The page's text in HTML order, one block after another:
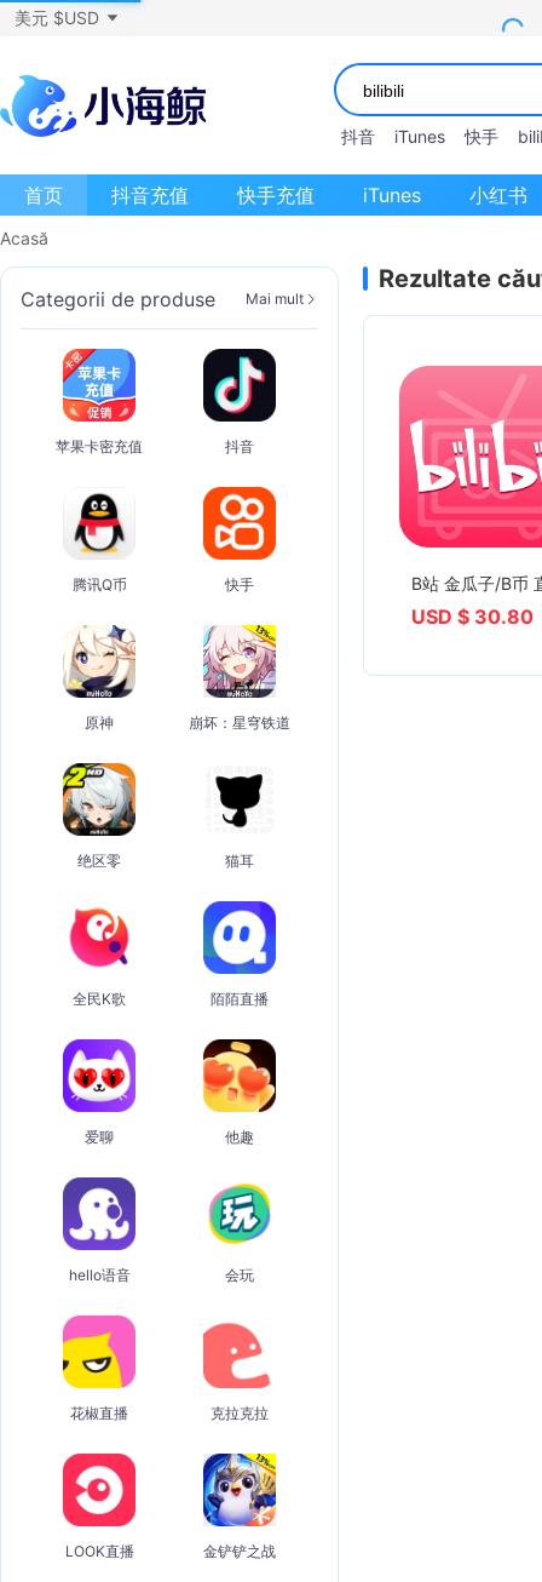
美元 $USD
抖音 iTunes 快手
首页 抖音充值 快手充值 iTunes 小红书
Acasă
Categorii de produse Mai mult
苹果卡密充值 抖音
腾讯Q币 快手
原神 崩坏：星穹铁道
绝区零 猫耳
全民K歌 陌陌直播
爱聊 他趣
hello语音 会玩
花椒直播 克拉克拉
LOOK直播 金铲铲之战
Rezultate
B站 金瓜子/B币
USD $ 30.80